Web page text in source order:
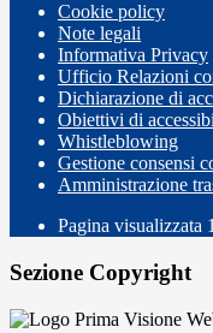
Cookie policy
Note legali
Informativa Privacy
Ufficio Relazioni
Dichiarazione di
Obiettivi di
Whistleblowing
Gestione consensi
Amministrazione
Pagina visualizzata
Sezione Copyright